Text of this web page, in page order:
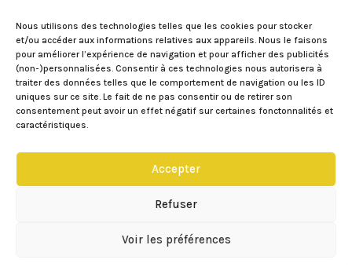
Nous utilisons des technologies telles que les cookies pour stocker
et/ou accéder aux informations relatives aux appareils. Nous le faisons
pour améliorer l’expérience de navigation et pour afficher des publicités
(non-)personnalisées. Consentir à ces technologies nous autorisera à
traiter des données telles que le comportement de navigation ou les ID
uniques sur ce site. Le fait de ne pas consentir ou de retirer son
consentement peut avoir un effet négatif sur certaines fonctonnalités et
caractéristiques.
Accepter
Refuser
Voir les préférences